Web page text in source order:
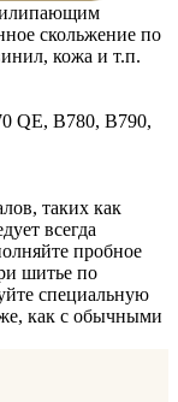
скольжение по
кожа и т.п.
QE, B780, B790,
таких как
всегда
пробное
шитье по
специальную
как с обычными